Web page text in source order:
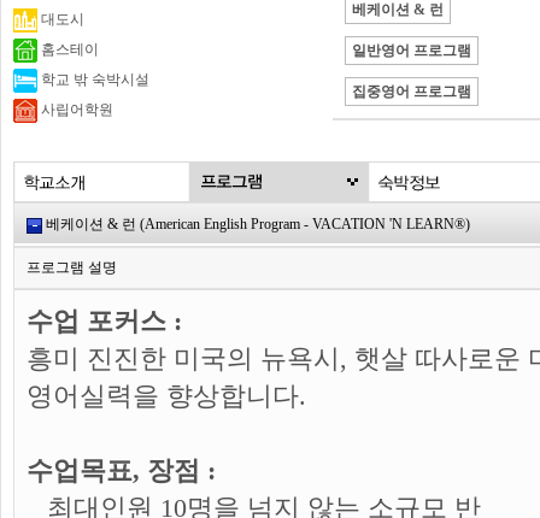
대도시
홈스테이
학교 밖 숙박시설
사립어학원
베케이션 & 런
일반영어 프로그램
집중영어 프로그램
베케이션 & 런 (American English Program - VACATION 'N LEARN®)
프로그램 설명
수업 포커스 :
흥미 진진한 미국의 뉴욕시, 햇살 따사로운
영어실력을 향상합니다.
수업목표, 장점 :
최대인원 10명을 넘지 않는 소규모 반